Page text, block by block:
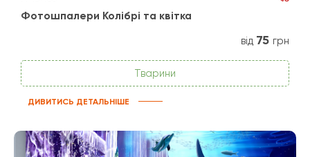
Фотошпалери Колібрі та квітка
від 75 грн
Тварини
ДИВИТИСЬ ДЕТАЛЬНІШЕ